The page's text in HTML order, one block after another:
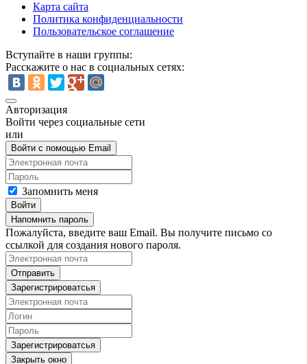
Карта сайта
Политика конфиденциальности
Пользовательское соглашение
Вступайте в наши группы:
Расскажите о нас в социальных сетях:
Авторизация
Войти через социальные сети
или
Войти с помощью Email
Запомнить меня
Войти
Напомнить пароль
Пожалуйста, введите ваш Email. Вы получите письмо со
ссылкой для создания нового пароля.
Отправить
Зарегистрироватсья
Зарегистрироватсья
Закрыть окно